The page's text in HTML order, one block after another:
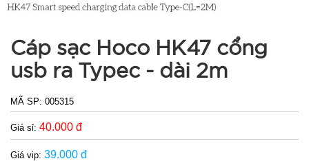
Cáp sạc Hoco HK47 cổng
usb ra Typec - dài 2m
MÃ SP: 005315
Giá sỉ: 40.000 đ
Giá vip: 39.000 đ